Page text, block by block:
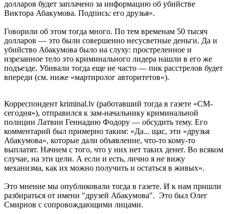
долларов будет заплачено за информацию об убийстве
Виктора Абакумова. Подпись: его друзья».
Говорили об этом тогда много. По тем временам 50 тысяч
долларов — это были совершенно несусветные деньги. Да и
убийство Абакумова было на слуху: простреленное и
изрезанное тело это криминального лидера нашли в его же
подъезде. Убивали тогда еще не часто — пик расстрелов будет
впереди (см. ниже «мартиролог авторитетов»).
Корреспондент kriminal.lv (работавший тогда в газете «СМ-
сегодня»), отправился к зам-начальнику криминальной
полиции Латвии Геннадию Фодору — обсудить тему. Его
комментарий был примерно таким: «Да... щас, эти «друзья
Абакумова», которые дали объявление, что-то кому-то
выплатят. Начнем с того, что у них нет таких денег. Во всяком
случае, на эти цели. А если и есть, лично я не вижу
механизма, как их можно получить и остаться в живых».
Это мнение мы опубликовали тогда в газете. И к нам пришли
разбираться от имени "друзей Абакумова". Это был Олег
Смирнов с сопровождающими лицами.